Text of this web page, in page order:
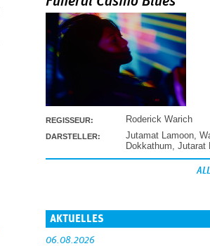
REGISSEUR: Roderick Warich
DARSTELLER: Jutamat Lamoon
Dokkathum Jutarat
AKTUELLES
06.08.2026